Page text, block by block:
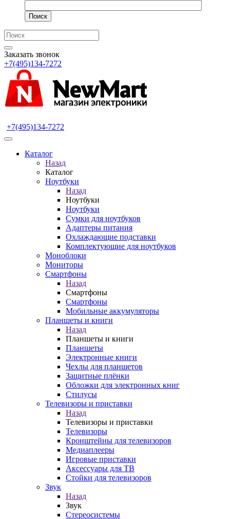
Поиск
Заказать звонок
+7(495)134-7272
+7(495)134-7272
Каталог
Назад
Каталог
Ноутбуки
Назад
Ноутбуки
Ноутбуки
Сумки для ноутбуков
Адаптеры питания
Охлаждающие подставки
Комплектующие для ноутбуков
Моноблоки
Мониторы
Смартфоны
Назад
Смартфоны
Смартфоны
Мобильные аккумуляторы
Планшеты и книги
Назад
Планшеты и книги
Планшеты
Электронные книги
Чехлы для планшетов
Защитные плёнки
Обложки для электронных книг
Стилусы
Телевизоры и приставки
Назад
Телевизоры и приставки
Телевизоры
Кронштейны для телевизоров
Медиаплееры
Игровые приставки
Аксессуары для ТВ
Стойки для телевизоров
Звук
Назад
Звук
Стереосистемы